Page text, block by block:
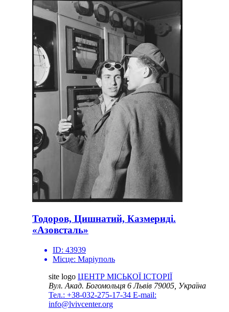
Тодоров, Цишнатий, Казмериді.
«Азовсталь»
ID: 43939
Місце: Маріуполь
site logo ЦЕНТР МІСЬКОЇ ІСТОРІЇ
Вул. Акад. Богомольця 6Львів 79005, Україна
Тел.: +38-032-275-17-34 E-mail:
info@lvivcenter.org